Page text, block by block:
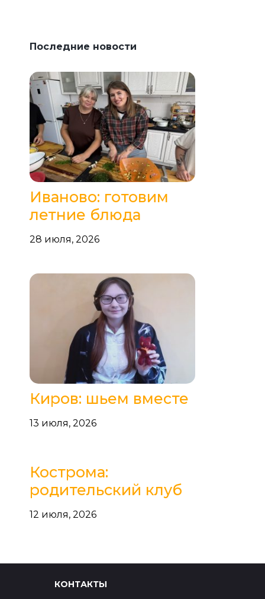
Последние новости
Иваново: готовим
летние блюда
28 июля, 2026
Киров: шьем вместе
13 июля, 2026
Кострома:
родительский клуб
12 июля, 2026
КОНТАКТЫ